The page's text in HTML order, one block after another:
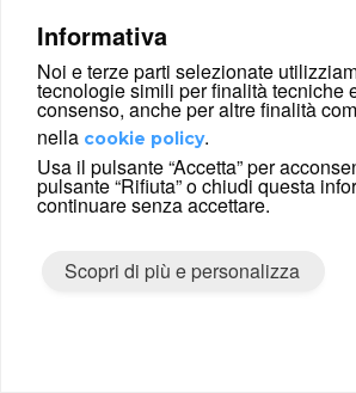
Informativa
Noi e terze parti selezionate
tecnologie simili per finalità tecniche
consenso, anche per altre finalità
nella cookie policy.
Usa il pulsante “Accetta” per
pulsante “Rifiuta” o chiudi questa
continuare senza accettare.
Scopri di più e personalizza
Montature occhiali da vista uomo
Montature occhiali da vista donna
Montature in Titanio
Montature in Plastica
Montature in Metallo